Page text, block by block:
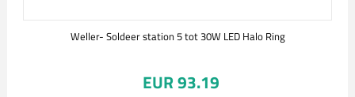
Weller- Soldeer station 5 tot 30W LED Halo Ring
EUR 93.19